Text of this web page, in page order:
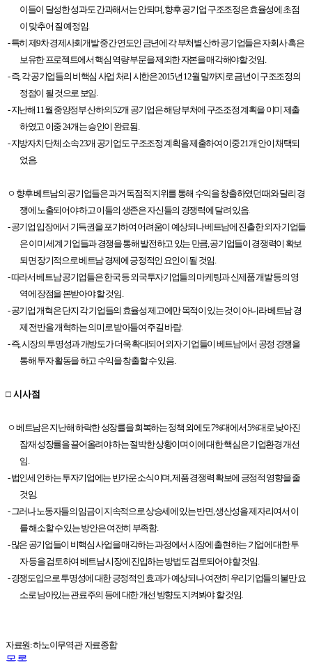
이들이 달성한 성과도 간과해서는 안되며, 향후 공기업 구조조정은 효율성에 초점
이 맞추어 질 예정임.
- 특히 제9차 경제사회개발 중간 연도인 금년에 각 부처별 산하 공기업들은 자회사 혹은
보유한 프로젝트에서 핵심 역량 부문을 제외한 자본을 매각해야할 것임.
- 즉, 각 공기업들의 비핵심 사업 처리 시한은 2015년 12월 말까지로 금년이 구조조정의
정점이 될 것으로 보임.
- 지난해 11월 중앙정부 산하의 52개 공기업은 해당 부처에 구조조정 계획을 이미 제출
하였고 이중 24개는 승인이 완료됨.
- 지방자치 단체 소속 23개 공기업도 구조조정 계획을 제출하여 이중 21개 안이 채택되
었음.
ㅇ 향후 베트남의 공기업들은 과거 독점적 지위를 통해 수익을 창출하였던 때와 달리 경
쟁에 노출되어야 하고 이들의 생존은 자신들의 경쟁력에 달려 있음.
- 공기업 입장에서 기득권을 포기하여 어려움이 예상되나 베트남에 진출한 외자 기업들
은 이미 세계 기업들과 경쟁을 통해 발전하고 있는 만큼, 공기업들이 경쟁력이 확보
되면 장기적으로 베트남 경제에 긍정적인 요인이 될 것임.
- 따라서 베트남 공기업들은 한국 등 외국투자기업들의 마케팅과 신제품 개발 등의 영
역에 장점을 본받아야 할 것임.
- 공기업 개혁은 단지 각 기업들의 효율성 제고에만 목적이 있는 것이 아니라 베트남 경
제 전반을 개혁하는 의미로 받아들여 주길 바람.
- 즉, 시장의 투명성과 개방도가 더욱 확대되어 외자 기업들이 베트남에서 공정 경쟁을
통해 투자 활동을 하고 수익을 창출할 수 있음.
□ 시사점
ㅇ베트남은 지난해 하락한 성장률을 회복하는 정책 외에도 7%대에서 5%대로 낮아진
잠재 성장률을 끌어올려야 하는 절박한 상황이며 이에 대한 핵심은 기업환경 개선
임.
- 법인세 인하는 투자기업에는 반가운 소식이며, 제품 경쟁력 확보에 긍정적 영향을 줄
것임.
- 그러나 노동자들의 임금이 지속적으로 상승세에 있는 반면, 생산성을 제자리여서 이
를 해소할 수 있는 방안은 여전히 부족함.
- 많은 공기업들이 비핵심 사업을 매각하는 과정에서 시장에 출현하는 기업에 대한 투
자 등을 검토하여 베트남 시장에 진입하는 방법도 검토되어야 할 것임.
- 경쟁도입으로 투명성에 대한 긍정적인 효과가 예상되나 여전히 우리기업들의 불만 요
소로 남아있는 관료주의 등에 대한 개선 방향도 지켜봐야 할 것임.
자료원: 하노이무역관자료종합
목록